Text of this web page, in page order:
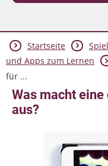
Die
Lexikon
Aktuelles
Startseite
und Apps zum Lernen
für ...
Was macht
aus?